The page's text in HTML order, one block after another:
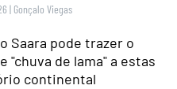
| Gonçalo Viegas
Saara pode trazer o
"chuva de lama" a estas
continental